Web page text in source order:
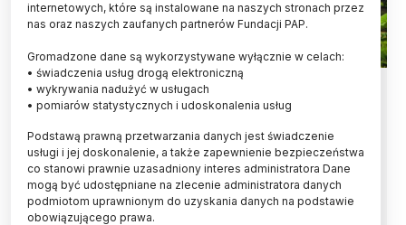
Siedem nowych gatunków żab
odkryto na Madagaskarze
Międzynarodowy zespół naukowców opisał
siedem nowych gatunków żab z rodzaju
Rhombophryne - informuje pismo „Vertebrate
Zoology”.
internetowych, które są instalowane na naszych stronach przez
nas oraz naszych zaufanych partnerów Fundacji PAP.
Gromadzone dane są wykorzystywane wyłącznie w celach:
• świadczenia usług drogą elektroniczną
• wykrywania nadużyć w usługach
• pomiarów statystycznych i udoskonalenia usług
Podstawą prawną przetwarzania danych jest świadczenie
usługi i jej doskonalenie, a także zapewnienie bezpieczeństwa
co stanowi prawnie uzasadniony interes administratora Dane
mogą być udostępniane na zlecenie administratora danych
podmiotom uprawnionym do uzyskania danych na podstawie
obowiązującego prawa.